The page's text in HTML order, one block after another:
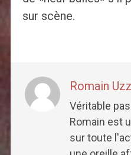
sur scène.
Romain
Véritable
Romain est
sur toute